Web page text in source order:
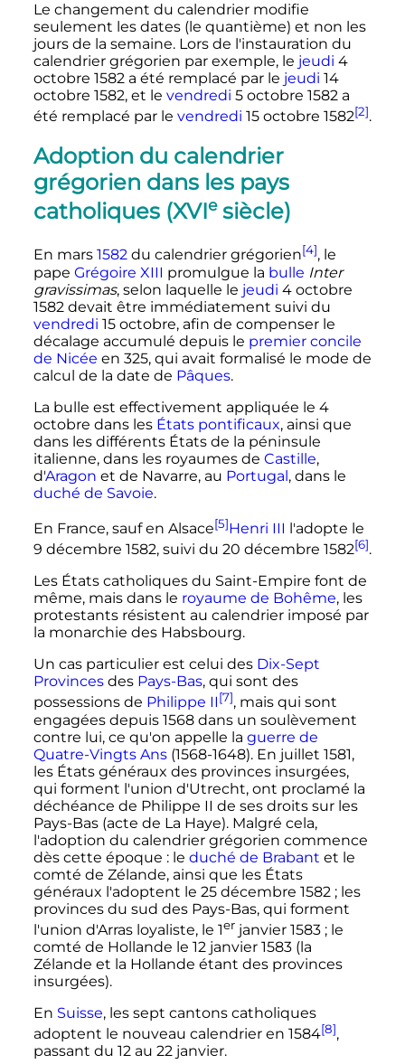
Le changement du calendrier modifie
seulement les dates (le quantième) et non les
jours de la semaine. Lors de l'instauration du
calendrier grégorien par exemple, le jeudi 4
octobre 1582a été remplacé par le jeudi 14
octobre 1582, et le vendredi 5 octobre 1582a
été remplacé par le vendredi 15 octobre 1582[2].
Adoption du calendrier
grégorien dans les pays
catholiques (XVIe siècle)
En mars 1582du calendrier grégorien[4], le
pape Grégoire XIII promulgue la bulle Inter
gravissimas, selon laquelle le jeudi 4 octobre
1582 devait être immédiatement suivi du
vendredi 15 octobre, afin de compenser le
décalage accumulé depuis le premier concile
de Nicée en 325, qui avait formalisé le mode de
calcul de la date de Pâques.
La bulle est effectivement appliquée le 4
octobre dans les États pontificaux, ainsi que
dans les différents États de la péninsule
italienne, dans les royaumes de Castille,
d'Aragon et de Navarre, au Portugal, dans le
duché de Savoie.
En France, sauf en Alsace[5]Henri III l'adopte le
9 décembre 1582, suivi du 20 décembre 1582[6].
Les États catholiques du Saint-Empire font de
même, mais dans le royaume de Bohême, les
protestants résistent au calendrier imposé par
la monarchie des Habsbourg.
Un cas particulier est celui des Dix-Sept
Provincesdes Pays-Bas, qui sont des
possessions de Philippe II[7], mais qui sont
engagées depuis 1568 dans un soulèvement
contre lui, ce qu'on appelle la guerre de
Quatre-Vingts Ans(1568-1648). En juillet 1581,
les États généraux des provinces insurgées,
qui forment l'union d'Utrecht, ont proclamé la
déchéance de Philippe II de ses droits sur les
Pays-Bas (acte de La Haye). Malgré cela,
l'adoption du calendrier grégorien commence
dès cette époque : le duché de Brabant et le
comté de Zélande, ainsi que les États
généraux l'adoptent le 25 décembre 1582 ; les
provinces du sud des Pays-Bas, qui forment
l'union d'Arras loyaliste, le 1erjanvier 1583 ; le
comté de Hollande le 12 janvier 1583(la
Zélande et la Hollande étant des provinces
insurgées).
En Suisse, les sept cantons catholiques
adoptent le nouveau calendrier en 1584[8],
passant du 12 au 22 janvier.